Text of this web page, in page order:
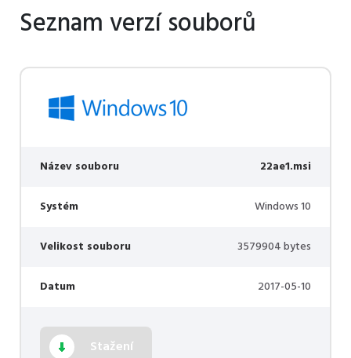
Seznam verzí souborů
Název souboru 22ae1.msi
Systém Windows 10
Velikost souboru 3579904 bytes
Datum 2017-05-10
Stažení